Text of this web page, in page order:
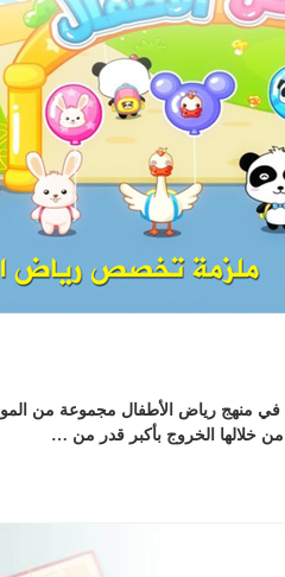
منهج رياض الأطفال مجموعة من
خلالها الخروج بأكبر قدر من …